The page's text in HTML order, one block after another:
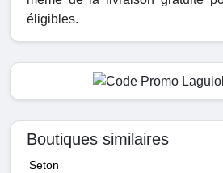
éligibles.
Boutiques similaires
Seton